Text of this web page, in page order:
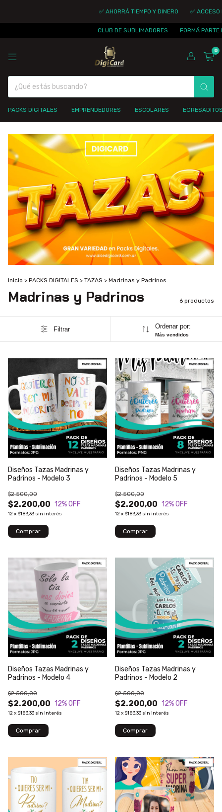
✅ AHORRÁ TIEMPO Y DINERO ✅ ACCESO
CLUB DE SUBLIMADORES FORMÁ PARTE DE LA
0
PACKS DIGITALES EMPRENDEDORES ESCOLARES
Inicio > PACKS DIGITALES > TAZAS > Madrinas y Padrinos
Madrinas y Padrinos 6 productos
Filtrar Ordenar por:
Más vendidos
Diseños Tazas Madrinas y
Padrinos - Modelo 3
$2.200,00
$2.500,00
12% OFF
12x $183,33 sin interés
Diseños Tazas Madrinas y
Padrinos - Modelo 5
$2.200,00
$2.500,00
12% OFF
12x $183,33 sin interés
Diseños Tazas Madrinas y
Padrinos - Modelo 4
$2.200,00
$2.500,00
12% OFF
12x $183,33 sin interés
Diseños Tazas Madrinas y
Padrinos - Modelo 2
$2.200,00
$2.500,00
12% OFF
12x $183,33 sin interés